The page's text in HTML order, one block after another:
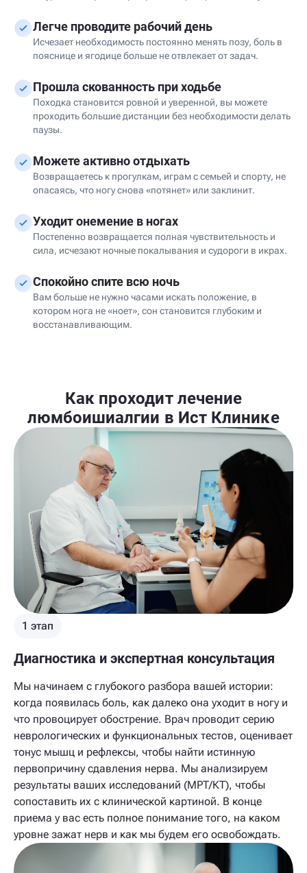
Легче проводите рабочий день
Исчезает необходимость постоянно менять позу, боль в
пояснице и ягодице больше не отвлекает от задач.
Прошла скованность при ходьбе
Походка становится ровной и уверенной, вы можете
проходить большие дистанции без необходимости делать
паузы.
Можете активно отдыхать
Возвращаетесь к прогулкам, играм с семьей и спорту, не
опасаясь, что ногу снова «потянет» или заклинит.
Уходит онемение в ногах
Постепенно возвращается полная чувствительность и
сила, исчезают ночные покалывания и судороги в икрах.
Спокойно спите всю ночь
Вам больше не нужно часами искать положение, в
котором нога не «ноет», сон становится глубоким и
восстанавливающим.
Как проходит лечение
люмбоишиалгии в Ист Клинике
1 этап
Диагностика и экспертная консультация
Мы начинаем с глубокого разбора вашей истории:
когда появилась боль, как далеко она уходит в ногу и
что провоцирует обострение. Врач проводит серию
неврологических и функциональных тестов, оценивает
тонус мышц и рефлексы, чтобы найти истинную
первопричину сдавления нерва. Мы анализируем
результаты ваших исследований (МРТ/КТ), чтобы
сопоставить их с клинической картиной. В конце
приема у вас есть полное понимание того, на каком
уровне зажат нерв и как мы будем его освобождать.